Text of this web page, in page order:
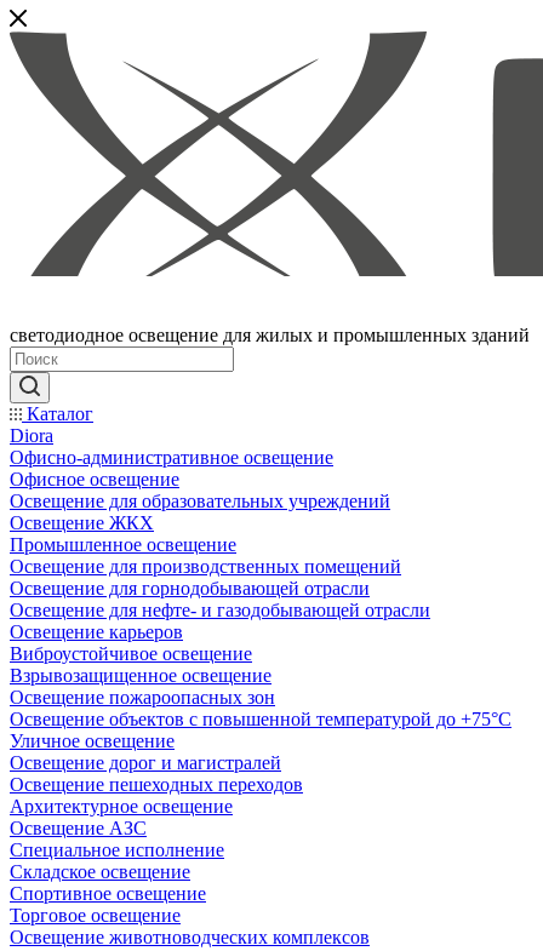
светодиодное освещение для жилых и промышленных зданий
Каталог
Diora
Офисно-административное освещение
Офисное освещение
Освещение для образовательных учреждений
Освещение ЖКХ
Промышленное освещение
Освещение для производственных помещений
Освещение для горнодобывающей отрасли
Освещение для нефте- и газодобывающей отрасли
Освещение карьеров
Виброустойчивое освещение
Взрывозащищенное освещение
Освещение пожароопасных зон
Освещение объектов с повышенной температурой до +75°C
Уличное освещение
Освещение дорог и магистралей
Освещение пешеходных переходов
Архитектурное освещение
Освещение АЗС
Специальное исполнение
Складское освещение
Спортивное освещение
Торговое освещение
Освещение животноводческих комплексов